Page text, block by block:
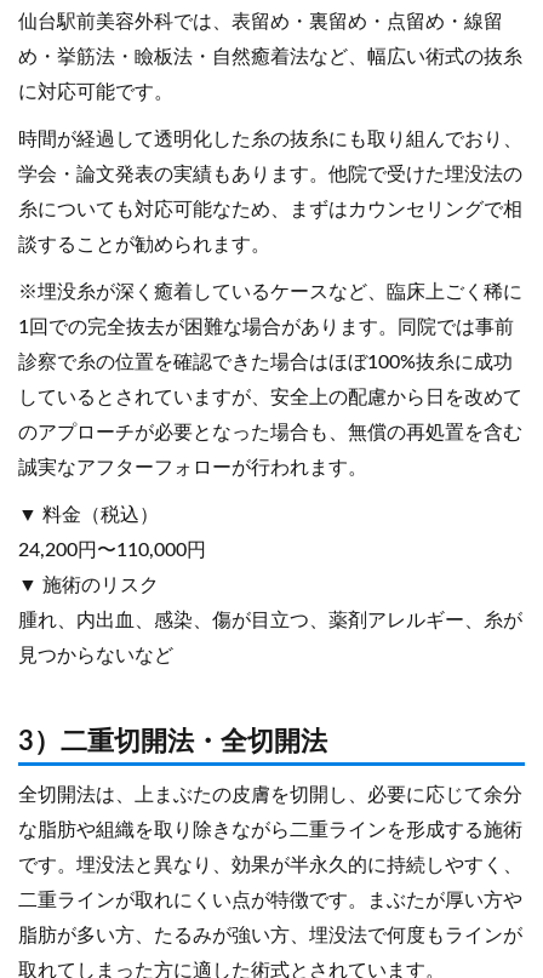
仙台駅前美容外科では、表留め・裏留め・点留め・線留
め・挙筋法・瞼板法・自然癒着法など、幅広い術式の抜糸
に対応可能です。
時間が経過して透明化した糸の抜糸にも取り組んでおり、
学会・論文発表の実績もあります。他院で受けた埋没法の
糸についても対応可能なため、まずはカウンセリングで相
談することが勧められます。
※埋没糸が深く癒着しているケースなど、臨床上ごく稀に
1回での完全抜去が困難な場合があります。同院では事前
診察で糸の位置を確認できた場合はほぼ100%抜糸に成功
しているとされていますが、安全上の配慮から日を改めて
のアプローチが必要となった場合も、無償の再処置を含む
誠実なアフターフォローが行われます。
▼ 料金（税込）
24,200円〜110,000円
▼ 施術のリスク
腫れ、内出血、感染、傷が目立つ、薬剤アレルギー、糸が
見つからないなど
3）二重切開法・全切開法
全切開法は、上まぶたの皮膚を切開し、必要に応じて余分
な脂肪や組織を取り除きながら二重ラインを形成する施術
です。埋没法と異なり、効果が半永久的に持続しやすく、
二重ラインが取れにくい点が特徴です。まぶたが厚い方や
脂肪が多い方、たるみが強い方、埋没法で何度もラインが
取れてしまった方に適した術式とされています。